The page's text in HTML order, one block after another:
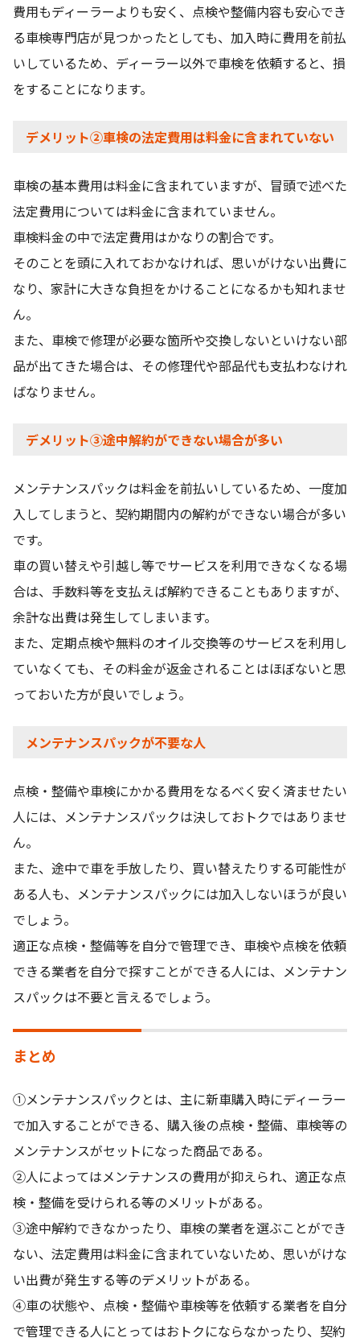
費用もディーラーよりも安く、点検や整備内容も安心でき
る車検専門店が見つかったとしても、加入時に費用を前払
いしているため、ディーラー以外で車検を依頼すると、損
をすることになります。
デメリット②車検の法定費用は料金に含まれていない
車検の基本費用は料金に含まれていますが、冒頭で述べた
法定費用については料金に含まれていません。
車検料金の中で法定費用はかなりの割合です。
そのことを頭に入れておかなければ、思いがけない出費に
なり、家計に大きな負担をかけることになるかも知れませ
ん。
また、車検で修理が必要な箇所や交換しないといけない部
品が出てきた場合は、その修理代や部品代も支払わなけれ
ばなりません。
デメリット③途中解約ができない場合が多い
メンテナンスパックは料金を前払いしているため、一度加
入してしまうと、契約期間内の解約ができない場合が多い
です。
車の買い替えや引越し等でサービスを利用できなくなる場
合は、手数料等を支払えば解約できることもありますが、
余計な出費は発生してしまいます。
また、定期点検や無料のオイル交換等のサービスを利用し
ていなくても、その料金が返金されることはほぼないと思
っておいた方が良いでしょう。
メンテナンスパックが不要な人
点検・整備や車検にかかる費用をなるべく安く済ませたい
人には、メンテナンスパックは決しておトクではありませ
ん。
また、途中で車を手放したり、買い替えたりする可能性が
ある人も、メンテナンスパックには加入しないほうが良い
でしょう。
適正な点検・整備等を自分で管理でき、車検や点検を依頼
できる業者を自分で探すことができる人には、メンテナン
スパックは不要と言えるでしょう。
まとめ
①メンテナンスパックとは、主に新車購入時にディーラー
で加入することができる、購入後の点検・整備、車検等の
メンテナンスがセットになった商品である。
②人によってはメンテナンスの費用が抑えられ、適正な点
検・整備を受けられる等のメリットがある。
③途中解約できなかったり、車検の業者を選ぶことができ
ない、法定費用は料金に含まれていないため、思いがけな
い出費が発生する等のデメリットがある。
④車の状態や、点検・整備や車検等を依頼する業者を自分
で管理できる人にとってはおトクにならなかったり、契約